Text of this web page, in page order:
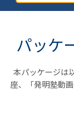
パッケ
本パッケージは
座、「発明塾動